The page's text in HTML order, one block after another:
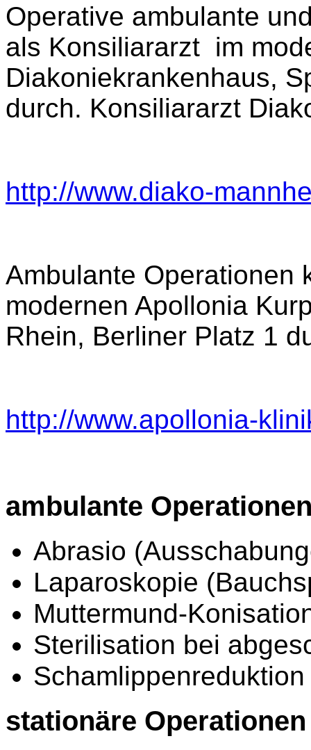
Operative ambulante
als Konsiliararzt im
Diakoniekrankenhaus,
durch. Konsiliararzt
http://www.diako-
Ambulante Operationen
modernen Apollonia
Rhein, Berliner Platz 1
http://www.apollonia-
ambulante
Abrasio
Laparoskopie
Muttermund-
Sterilisation bei
Schamlippenreduktion
stationäre Operationen